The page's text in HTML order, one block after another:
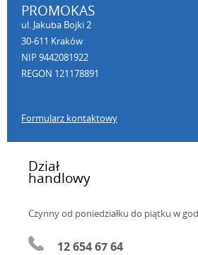
PROMOKAS
ul. Jakuba Bojki 2
30-611 Kraków
NIP 9442081922
REGON 121178891
Formularz kontaktowy
Dział
handlowy
Czynny od poniedziałku do piątku w
12 654 67 64